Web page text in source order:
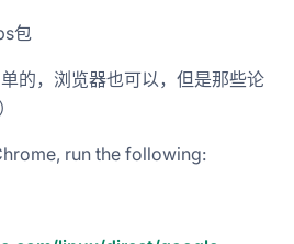
包
的，浏览器也可以，但是那些论
run the following: